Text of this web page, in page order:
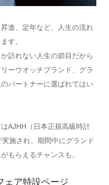
進、定年など、人生の流れ
す。
訪れない人生の節目だから
ーウオッチブランド、グラ
パートナーに選ばれてはい
AJHH（日本正規高級時計
施され、期間中にグランド
もらえるチャンスも。
ェア特設ページ